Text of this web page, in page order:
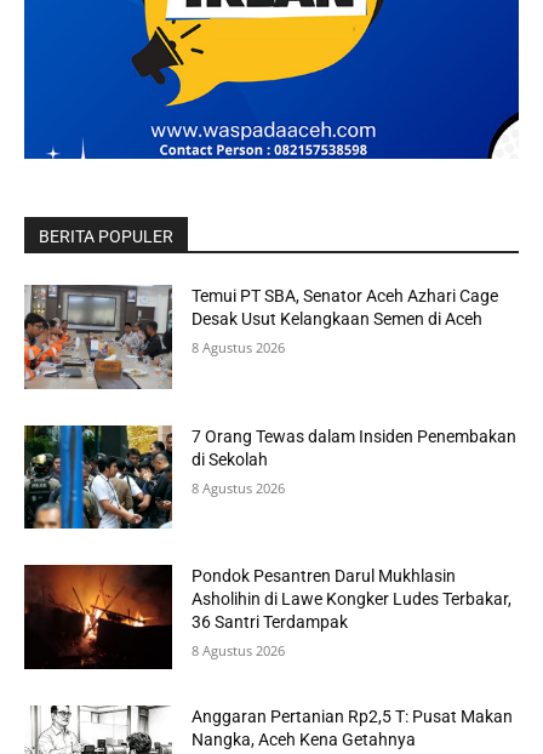
BERITA POPULER
Temui PT SBA, Senator Aceh Azhari Cage
Desak Usut Kelangkaan Semen di Aceh
8 Agustus 2026
7 Orang Tewas dalam Insiden Penembakan
di Sekolah
8 Agustus 2026
Pondok Pesantren Darul Mukhlasin
Asholihin di Lawe Kongker Ludes Terbakar,
36 Santri Terdampak
8 Agustus 2026
Anggaran Pertanian Rp2,5 T: Pusat Makan
Nangka, Aceh Kena Getahnya